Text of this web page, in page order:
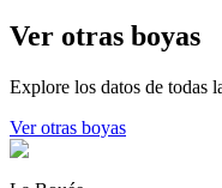
Ver otras boyas
Explore los datos de todas
Ver otras boyas